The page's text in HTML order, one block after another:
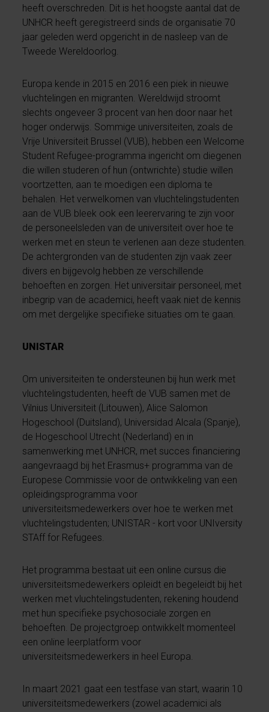
heeft overschreden. Dit is het hoogste aantal dat de
UNHCR heeft geregistreerd sinds de organisatie 70
jaar geleden werd opgericht in de nasleep van de
Tweede Wereldoorlog.
Europa kende in 2015 en 2016 een piek in nieuwe
vluchtelingen en migranten. Wereldwijd stroomt
slechts ongeveer 3 procent van hen door naar het
hoger onderwijs. Sommige universiteiten, zoals de
Vrije Universiteit Brussel (VUB), hebben een Welcome
Student Refugee-programma ingericht om diegenen
die willen studeren of hun (ontwrichte) studie willen
voortzetten, aan te moedigen een diploma te
behalen. Het verwelkomen van vluchtelingstudenten
aan de VUB bleek ook een leerervaring te zijn voor
de personeelsleden van de universiteit over hoe te
werken met en steun te verlenen aan deze studenten.
De achtergronden van de studenten zijn vaak zeer
divers en bijgevolg hebben ze verschillende
behoeften en zorgen. Het universitair personeel, met
inbegrip van de academici, heeft vaak niet de kennis
om met dergelijke specifieke situaties om te gaan.
UNISTAR
Om universiteiten te ondersteunen bij hun werk met
vluchtelingstudenten, heeft de VUB samen met de
Vilnius Universiteit (Litouwen), Alice Salomon
Hogeschool (Duitsland), Universidad Alcala (Spanje),
de Hogeschool Utrecht (Nederland) en in
samenwerking met UNHCR, met succes financiering
aangevraagd bij het Erasmus+ programma van de
Europese Commissie voor de ontwikkeling van een
opleidingsprogramma voor
universiteitsmedewerkers over hoe te werken met
vluchtelingstudenten; UNISTAR - kort voor UNIversity
STAff for Refugees.
Het programma bestaat uit een online cursus die
universiteitsmedewerkers opleidt en begeleidt bij het
werken met vluchtelingstudenten, rekening houdend
met hun specifieke psychosociale zorgen en
behoeften. De projectgroep ontwikkelt momenteel
een online leerplatform voor
universiteitsmedewerkers in heel Europa.
In maart 2021 gaat een testfase van start, waarin 10
universiteitsmedewerkers (zowel academici als